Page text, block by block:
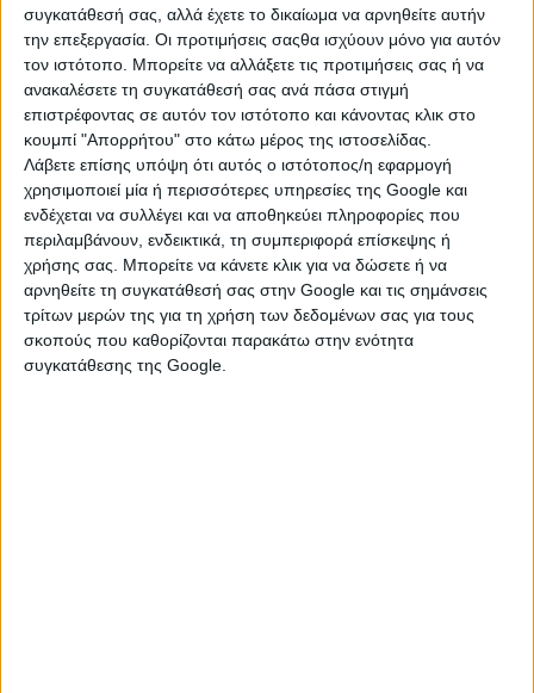
συγκατάθεσή σας, αλλά έχετε το δικαίωμα να αρνηθείτε αυτήν
την επεξεργασία. Οι προτιμήσεις σαςθα ισχύουν μόνο για αυτόν
τον ιστότοπο. Μπορείτε να αλλάξετε τις προτιμήσεις σας ή να
ανακαλέσετε τη συγκατάθεσή σας ανά πάσα στιγμή
επιστρέφοντας σε αυτόν τον ιστότοπο και κάνοντας κλικ στο
κουμπί "Απορρήτου" στο κάτω μέρος της ιστοσελίδας.
Λάβετε επίσης υπόψη ότι αυτός ο ιστότοπος/η εφαρμογή
χρησιμοποιεί μία ή περισσότερες υπηρεσίες της Google και
ενδέχεται να συλλέγει και να αποθηκεύει πληροφορίες που
περιλαμβάνουν, ενδεικτικά, τη συμπεριφορά επίσκεψης ή
χρήσης σας. Μπορείτε να κάνετε κλικ για να δώσετε ή να
αρνηθείτε τη συγκατάθεσή σας στην Google και τις σημάνσεις
τρίτων μερών της για τη χρήση των δεδομένων σας για τους
σκοπούς που καθορίζονται παρακάτω στην ενότητα
συγκατάθεσης της Google.
Σε θέματα οικονομικής φύσης η χρονική στιγμή είναι ευνοϊκή
για συμφωνίες, διαπραγματεύσεις, διακανονισμούς.
Ευνοούνται υποθέσεις που έχουν να κάνουν με περιουσιακά
στοιχεία, με νομικά ζητήματα, με συμβόλαια και
αγοροπωλησίες.
Η Αφροδίτη σε εξάγωνο με τον Κρόνο και αστρολογικές
προβλέψεις για τα 12 ζώδια
ΚΡΙΟΣ
Στις οικονομικές και επαγγελματικές σας υποθέσεις φεύγουν
τα εμπόδια, ανοιχτός θα είναι ο δρόμος για συναλλαγές,
συμφωνίες, δεν αποκλείεται να προχωρήσετε σε καινούργιες
συνεργασίες που θα έχουν αποδοτικό αποτέλεσμα.
Βελτιώνονται οι σχέσεις σας προσωπικές και επαγγελματικές,